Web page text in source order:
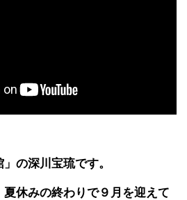
の深川宝琉です。
夏休みの終わりで９月を迎えて